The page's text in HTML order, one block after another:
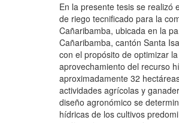
En la presente tesis se realizó
de riego tecnificado para la
Cañaribamba, ubicada en la
Cañaribamba, cantón Santa
con el propósito de optimizar
aprovechamiento del recurso
aproximadamente 32
actividades agrícolas y
diseño agronómico se
hídricas de los cultivos